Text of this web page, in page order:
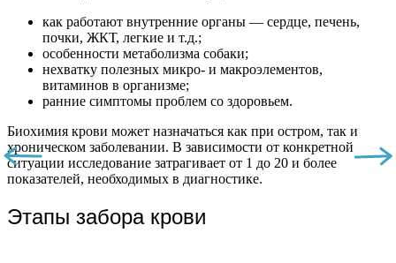
как работают внутренние органы — сердце, печень,
почки, ЖКТ, легкие и т.д.;
особенности метаболизма собаки;
нехватку полезных микро- и макроэлементов,
витаминов в организме;
ранние симптомы проблем со здоровьем.
Биохимия крови может назначаться как при остром, так и
хроническом заболевании. В зависимости от конкретной
ситуации исследование затрагивает от 1 до 20 и более
показателей, необходимых в диагностике.
Этапы забора крови